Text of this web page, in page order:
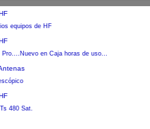
equipos de HF
Pro....Nuevo en Caja horas de uso...
480 Sat.